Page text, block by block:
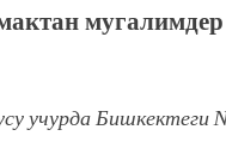
мугалимдер
учурда